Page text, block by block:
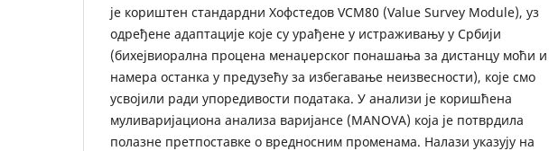
је кориштен стандардни Хофстедов VCM80 (Value Survey Module), уз
одређене адаптације које су урађене у истраживању у Србији
(бихејвиорална процена менаџерског понашања за дистанцу моћи и
намера останка у предузећу за избегавање неизвесности), које смо
усвојили ради упоредивости података. У анализи је коришћена
муливаријациона анализа варијансе (MANOVA) која је потврдила
полазне претпоставке о вредносним променама. Налази указују на